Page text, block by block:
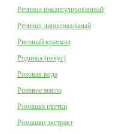
Ретинол инкапсулированный
Ретинол липосомальный
Рисовый крахмал
Родинка (невус)
Розовая вода
Розовое масло
Ромашка цветки
Ромашки экстракт